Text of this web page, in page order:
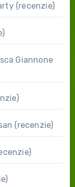
(recenzie)
Giannone
(recenzie)